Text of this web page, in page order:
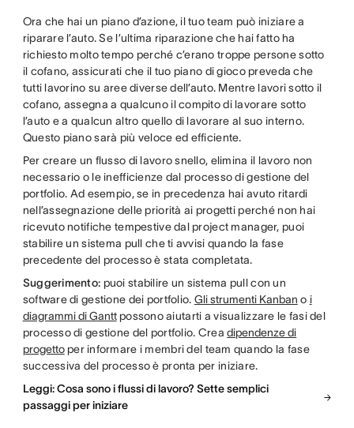
Ora che hai un piano d’azione, il tuo team può iniziare a
riparare l’auto. Se l’ultima riparazione che hai fatto ha
richiesto molto tempo perché c’erano troppe persone sotto
il cofano, assicurati che il tuo piano di gioco preveda che
tutti lavorino su aree diverse dell’auto. Mentre lavori sotto il
cofano, assegna a qualcuno il compito di lavorare sotto
l’auto e a qualcun altro quello di lavorare al suo interno.
Questo piano sarà più veloce ed efficiente.
Per creare un flusso di lavoro snello, elimina il lavoro non
necessario o le inefficienze dal processo di gestione del
portfolio. Ad esempio, se in precedenza hai avuto ritardi
nell’assegnazione delle priorità ai progetti perché non hai
ricevuto notifiche tempestive dal project manager, puoi
stabilire un sistema pull che ti avvisi quando la fase
precedente del processo è stata completata.
Suggerimento: puoi stabilire un sistema pull con un
software di gestione dei portfolio. Gli strumenti Kanban o i
diagrammi di Ganttpossono aiutarti a visualizzare le fasi del
processo di gestione del portfolio. Creadipendenze di
progettoper informare i membri del team quando la fase
successiva del processo è pronta per iniziare.
Leggi: Cosa sono i flussi di lavoro? Sette semplici
passaggi per iniziare